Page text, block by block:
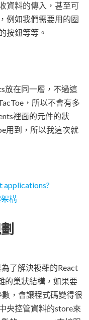
資料的傳入，甚至可
例如我們需要用的圈
按鈕等等。
放在同一層，不過這
，所以不會有多
裡面的元件的狀
用到，所以我這次就
applications?
構
了解決複雜的React
的巢狀結構，如果要
，會讓程式碼變得很
央控管資料的store來